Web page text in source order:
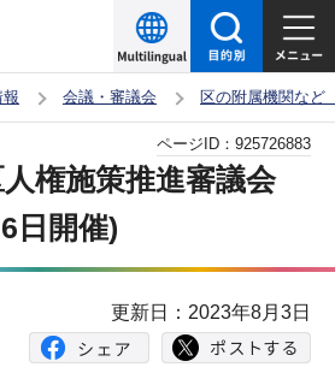
報 会議・審議会 区の附属機関など
権施策推進審議会
日開催)
ページID： 925726883
更新日：2023年8月3日